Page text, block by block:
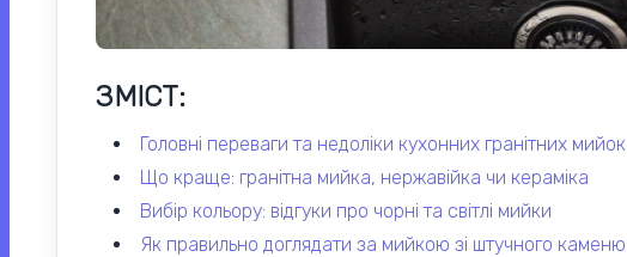
ЗМІСТ:
головні переваги та недоліки кухонних гранітних мийок
що краще: гранітна мийка, нержавійка чи кераміка
вибір кольору: відгуки про чорні та світлі мийки
як правильно доглядати за мийкою зі штучного каменю